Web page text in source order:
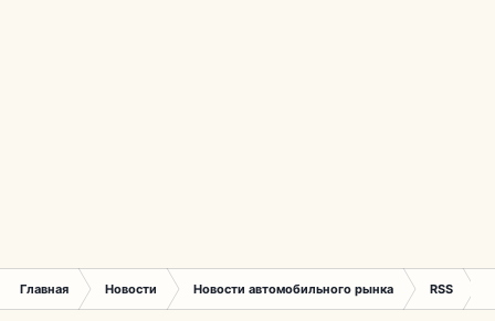
Главная Новости Новости автомобильного рынка RSS